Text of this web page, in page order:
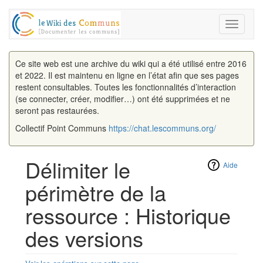
Toggle
Ce site web est une archive du wiki qui a été utilisé entre 2016
et 2022. Il est maintenu en ligne en l’état afin que ses pages
restent consultables. Toutes les fonctionnalités d’interaction
(se connecter, créer, modifier…) ont été supprimées et ne
seront pas restaurées.
Collectif Point Communs https://chat.lescommuns.org/
Aide
Délimiter le
périmètre de la
ressource : Historique
des versions